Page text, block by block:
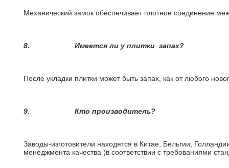
Механический замок обеспечивает плотное соединение
8. Имеется ли у плитки запах?
После укладки плитки может быть запах, как от любого
9. Кто производитель?
Заводы-изготовители находятся в Китае, Бельгии,
менеджмента качества (в соответствии с требованиями